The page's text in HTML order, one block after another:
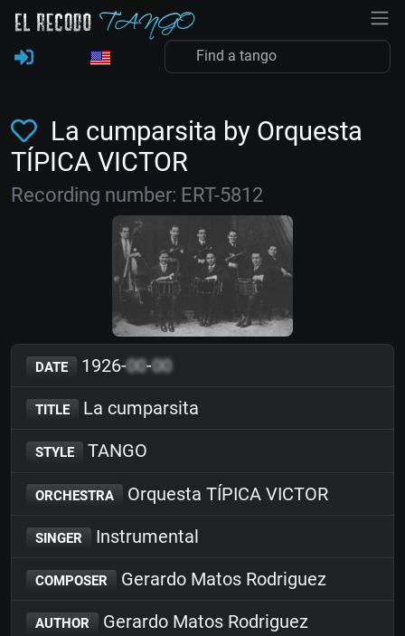
La cumparsita by Orquesta
TÍPICA VICTOR
Recording number: ERT-5812
DATE 1926-00-00
TITLE La cumparsita
STYLE TANGO
ORCHESTRA Orquesta TÍPICA VICTOR
SINGER Instrumental
COMPOSER Gerardo Matos Rodriguez
AUTHOR Gerardo Matos Rodriguez